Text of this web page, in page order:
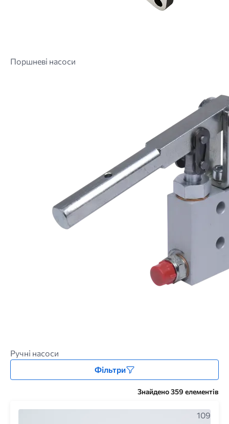
Поршневі насоси
Ручні насоси
Фільтри
Знайдено 359 елементів
109